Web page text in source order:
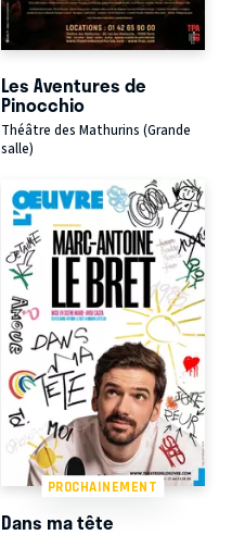
Les Aventures de
Pinocchio
Théâtre des Mathurins (Grande
salle)
PROCHAINEMENT
Dans ma tête